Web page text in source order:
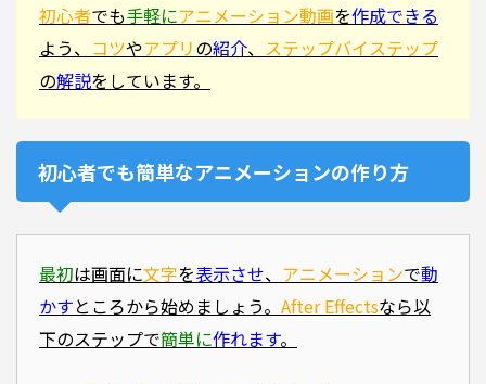
初心者でも手軽にアニメーション動画を作成できる
よう、 コツやアプリの紹介、 ステップバイステップ
の解説をしています。
初心者でも簡単なアニメーションの作り方
最初は画面に文字を表示させ、 アニメーションで動
かすところから始めましょう。 After Effectsなら以
下のステップで簡単に作れます。